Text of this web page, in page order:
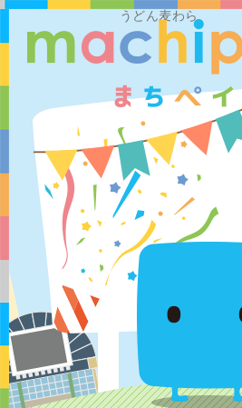
うどん麦わら